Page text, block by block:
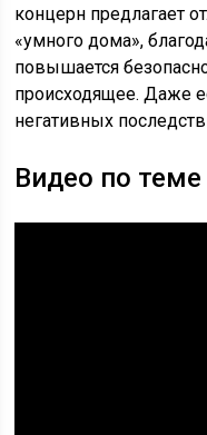
концерн предлагает
«умного дома»,
повышается
происходящее. Даже
негативных
Видео по теме